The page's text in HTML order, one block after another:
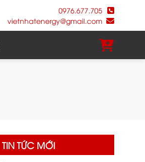
0976.677.705
vietnhatenergy@gmail.com
TIN TỨC MỚI